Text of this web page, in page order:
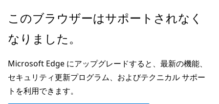
メ
ン
ン
テ
ン
このブラウザーはサポートされなく
なりました。
Microsoft Edge にアップグレードすると、最新の機能、
セキュリティ更新プログラム、およびテクニカル サポー
トを利用できます。